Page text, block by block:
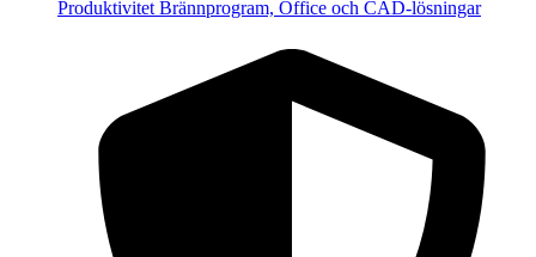
Produktivitet Brännprogram, Office och CAD-lösningar